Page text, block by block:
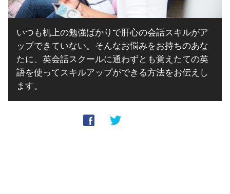
いつも机上の勉強ばかりで肝心の会話スキルがア
ップできていない。そんなお悩みをお持ちのあな
たに、英会話スクールに通わずとも覚えたての英
語を使ってスキルアップができる方法をお伝えし
ます。